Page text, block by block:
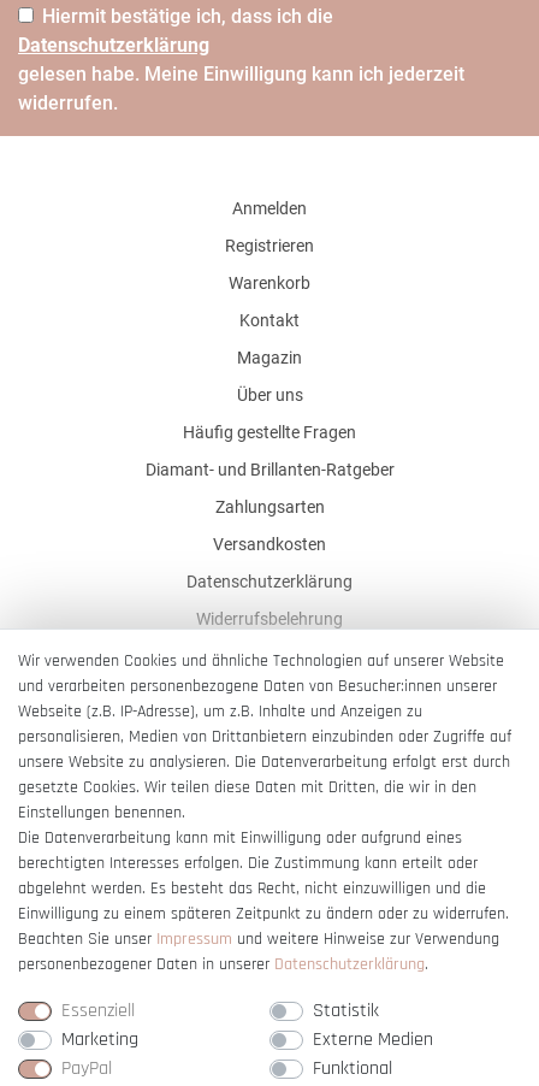
Hiermit bestätige ich, dass ich die
Daten­schutz­erklärung
gelesen habe. Meine Einwilligung kann ich jederzeit
widerrufen.
Anmelden
Registrieren
Warenkorb
Kontakt
Magazin
Über uns
Häufig gestellte Fragen
Diamant- und Brillanten-Ratgeber
Zahlungsarten
Versandkosten
Datenschutzerklärung
Widerrufsbelehrung
AGB
Impressum
Barrierefreiheitserklärung
Vertrag widerrufen
Wir verwenden Cookies und ähnliche Technologien auf unserer Website
und verarbeiten personenbezogene Daten von Besucher:innen unserer
Webseite (z.B. IP-Adresse), um z.B. Inhalte und Anzeigen zu
personalisieren, Medien von Drittanbietern einzubinden oder Zugriffe auf
unsere Website zu analysieren. Die Datenverarbeitung erfolgt erst durch
gesetzte Cookies. Wir teilen diese Daten mit Dritten, die wir in den
Einstellungen benennen.
Die Datenverarbeitung kann mit Einwilligung oder aufgrund eines
berechtigten Interesses erfolgen. Die Zustimmung kann erteilt oder
abgelehnt werden. Es besteht das Recht, nicht einzuwilligen und die
Einwilligung zu einem späteren Zeitpunkt zu ändern oder zu widerrufen.
Beachten Sie unser Impressum und weitere Hinweise zur Verwendung
personenbezogener Daten in unserer Daten­schutz­erklärung.
Essenziell
Statistik
Marketing
Externe Medien
PayPal
Funktional